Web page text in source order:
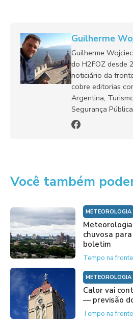
Guilherme
Guilherme
do H2FOZ desde
noticiário da
cobre editorias
Argentina,
Segurança
Você também
METEOROLOGIA
chuvosa
boletim
Tempo na
METEOROLOGIA
Calor vai
— previsão
Tempo na